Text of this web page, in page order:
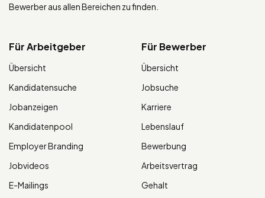
Bewerber aus allen Bereichen zu finden.
Für Arbeitgeber
Übersicht
Kandidatensuche
Jobanzeigen
Kandidatenpool
Employer Branding
Jobvideos
E-Mailings
Für Bewerber
Übersicht
Jobsuche
Karriere
Lebenslauf
Bewerbung
Arbeitsvertrag
Gehalt